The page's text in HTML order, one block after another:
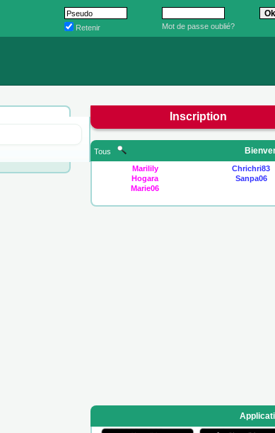
Retenir Mot de passe oublié?
Inscription
Tous
Marilily
Chrichri83
Hogara
Sanpa06
Marie06